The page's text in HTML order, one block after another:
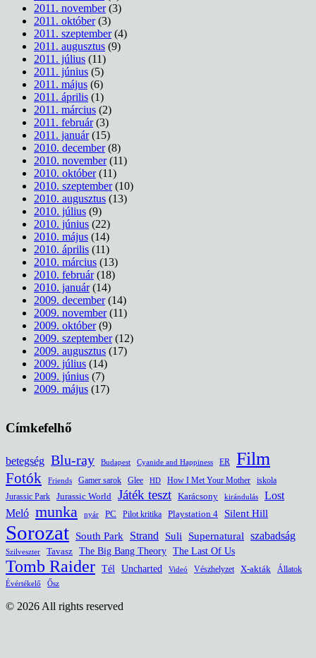
2011. november(3)
2011. október(3)
2011. szeptember(4)
2011. augusztus (9)
2011. július (11)
2011. június (5)
2011. május (6)
2011. április (1)
2011. március (2)
2011. február(3)
2011. január(15)
2010. december(8)
2010. november(11)
2010. október(11)
2010. szeptember(10)
2010. augusztus (13)
2010. július (9)
2010. június (22)
2010. május (14)
2010. április (11)
2010. március (13)
2010. február(18)
2010. január(14)
2009. december(14)
2009. november(11)
2009. október(9)
2009. szeptember(12)
2009. augusztus (17)
2009. július (14)
2009. június (7)
2009. május (17)
Címkefelhő
betegség Blu-ray Budapest Cyanide and Happiness ER Film
Fotók Friends Gamer sarok Glee HD How I Met Your Mother
iskola
Jurassic Park
Jurassic World Játék teszt Karácsony kirándulás Lost
Meló munka nyár PC Pilot kritika Playstation 4 Silent Hill
Sorozat South Park Strand Suli Supernatural szabadság
Szilveszter Tavasz The Big Bang Theory The Last Of Us
Tomb Raider Tél Uncharted Videó Vészhelyzet X-akták Állatok
Évértékelő Ősz
© 2026 All rights reserved